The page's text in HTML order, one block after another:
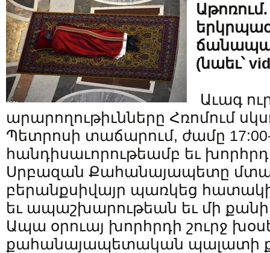
(նաեւ՝
Աւագ
արարողութիւնները Հռոմում
Պետրոսի տաճարում, ժամը
հանդիսաւորութեամբ եւ
Սրբազան Քահանայապետը
բերանքսիվայր պառկեց
եւ ապաշխարութեան եւ մի քանի
Ապա օրուայ խորհրդի շուրջ
քահանայապետական պալատի